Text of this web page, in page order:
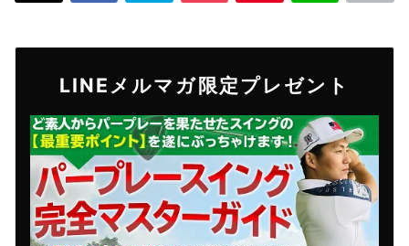
LINEメルマガ限定プレゼント